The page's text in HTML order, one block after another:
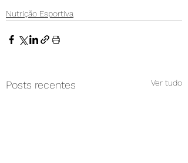
Nutrição Esportiva
Posts recentes Ver tudo